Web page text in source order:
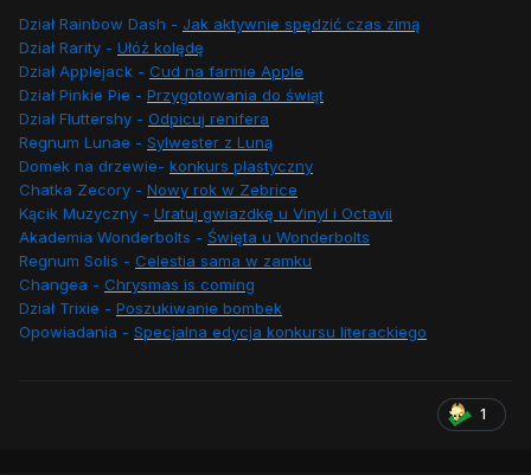
Dział Rainbow Dash - Jak aktywnie spędzić czas zimą
Dział Rarity - Ułóż kolędę
Dział Applejack - Cud na farmie Apple
Dział Pinkie Pie - Przygotowania do świąt
Dział Fluttershy - Odpicuj renifera
Regnum Lunae - Sylwester z Luną
Domek na drzewie- konkurs plastyczny
Chatka Zecory - Nowy rok w Zebrice
Kącik Muzyczny - Uratuj gwiazdkę u Vinyl i Octavii
Akademia Wonderbolts - Święta u Wonderbolts
Regnum Solis - Celestia sama w zamku
Changea - Chrysmas is coming
Dział Trixie - Poszukiwanie bombek
Opowiadania - Specjalna edycja konkursu literackiego
1